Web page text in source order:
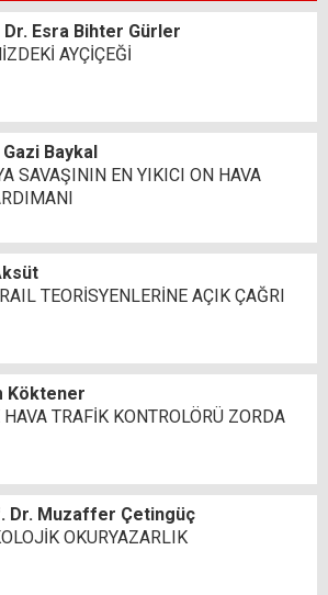
Dr. Esra Bihter Gürler
AYÇİÇEĞİ
Baykal
SAVAŞININ EN YIKICI ON HAVA
TEORİSYENLERİNE AÇIK ÇAĞRI
Köktener
TRAFİK KONTROLÖRÜ ZORDA
Dr. Muzaffer Çetingüç
OKURYAZARLIK